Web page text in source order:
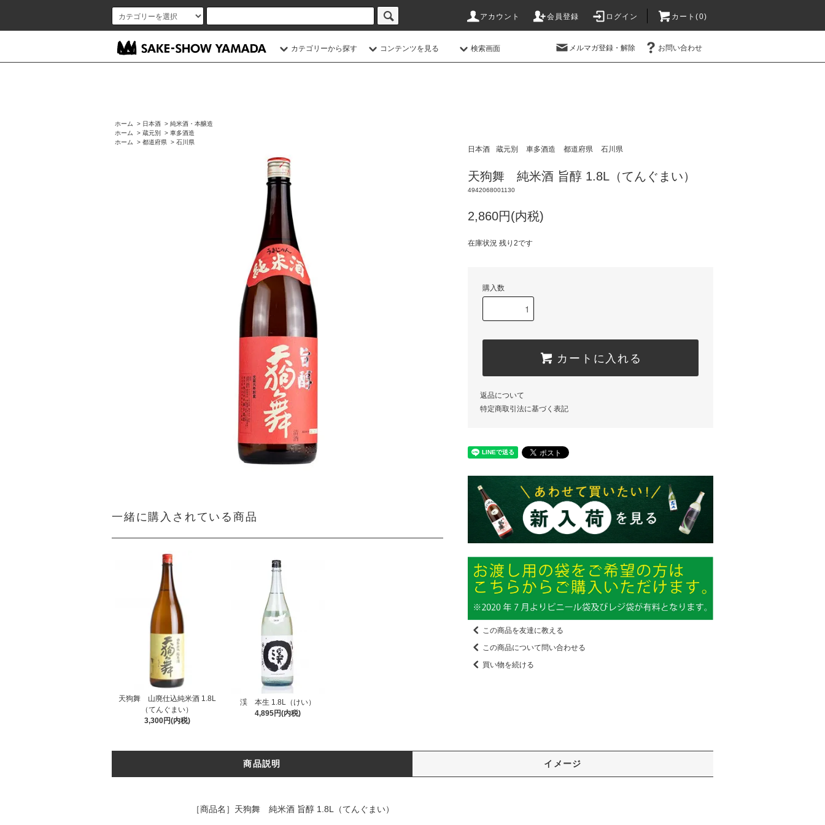
アカウント 会員登録 ログイン カート(0)
カテゴリーから探す コンテンツを見る 検索画面 メルマガ登録・解除 お問い合わせ
ホーム > 日本酒 >純米酒・本醸造
ホーム
>蔵元別 >車多酒造
ホーム
>都道府県 >石川県
一緒に購入されている商品
天狗舞 山廃仕込純米酒 1.8L
（てんぐまい）
3,300円(内税)
渓 本生 1.8L（けい）
4,895円(内税)
日本酒 蔵元別 車多酒造 都道府県 石川県
天狗舞 純米酒 旨醇 1.8L（てんぐまい）
4942068001130
2,860円(内税)
在庫状況 残り2です
購入数
カートに入れる
返品について
特定商取引法に基づく表記
この商品を友達に教える
この商品について問い合わせる
買い物を続ける
商品説明 イメージ
［商品名］天狗舞 純米酒 旨醇 1.8L（てんぐまい）